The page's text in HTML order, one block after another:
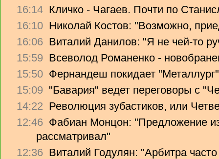
16:14 Кличко - Чагаев. Почти по
16:10 Николай Костов: "Возможно,
16:06 Виталий Данилов: "Я не чей-то
15:59 Всеволод Романенко -
15:50 Фернандеш покидает "Металлург"
15:09 "Бавария" ведет переговоры с
14:22 Революция зубастиков, или
12:46 Фабиан Монцон: "Предложение
рассматривал"
12:36 Виталий Годулян: "Арбитра